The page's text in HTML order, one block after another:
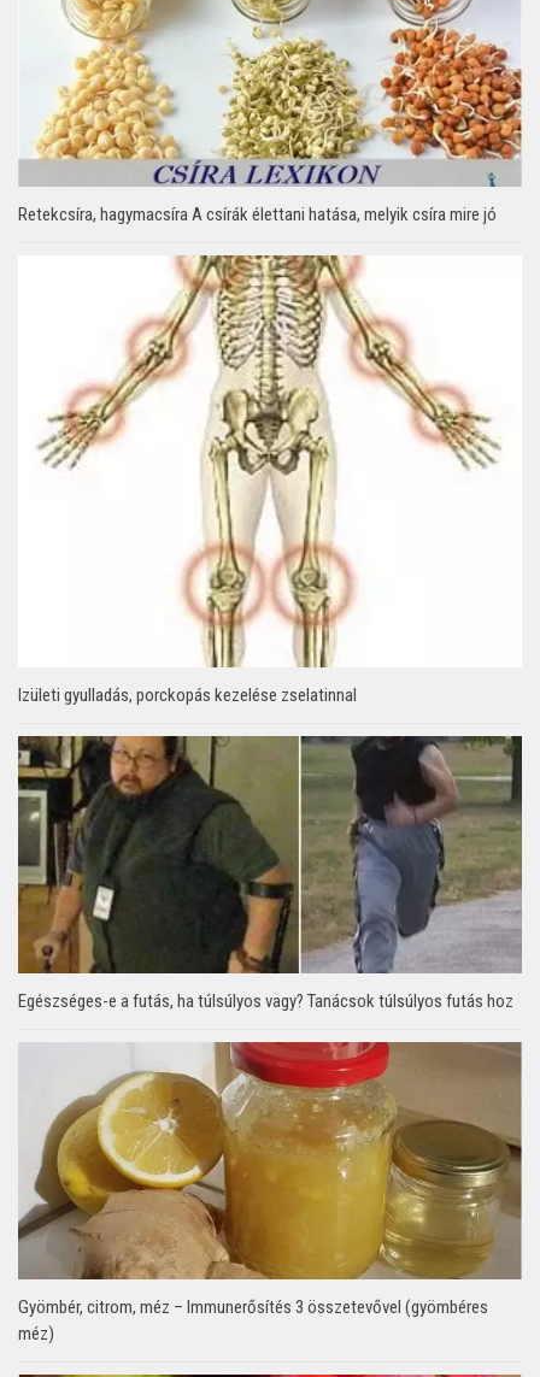
Retekcsíra, hagymacsíra A csírák élettani hatása, melyik csíra mire jó
Izületi gyulladás, porckopás kezelése zselatinnal
Egészséges-e a futás, ha túlsúlyos vagy? Tanácsok túlsúlyos futás hoz
Gyömbér, citrom, méz – Immunerősítés 3 összetevővel (gyömbéres
méz)